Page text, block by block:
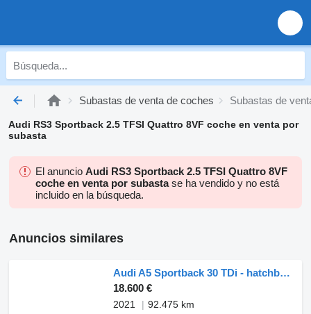
Subastas de venta de coches Subastas de
Audi RS3 Sportback 2.5 TFSI Quattro 8VF coche en venta por
subasta
El anuncio Audi RS3 Sportback 2.5 TFSI Quattro 8VF
coche en venta por subastase ha vendido y no está
incluido en la búsqueda.
Anuncios similares
Audi A5 Sportback 30 TDi - hatchback (MARGE)
18.600 €
2021
92.475 km